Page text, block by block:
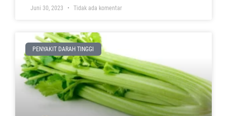
Juni 30, 2023 Tidak ada komentar
PENYAKIT DARAH TINGGI